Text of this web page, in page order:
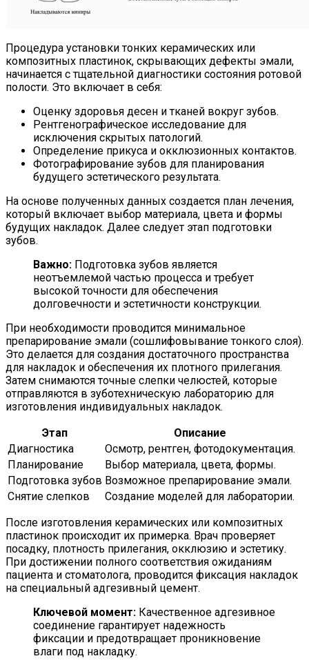
Процедура установки тонких керамических или
композитных пластинок, скрывающих дефекты эмали,
начинается с тщательной диагностики состояния ротовой
полости. Это включает в себя:
Оценку здоровья десен и тканей вокруг зубов.
Рентгенографическое исследование для
исключения скрытых патологий.
Определение прикуса и окклюзионных контактов.
Фотографирование зубов для планирования
будущего эстетического результата.
На основе полученных данных создается план лечения,
который включает выбор материала, цвета и формы
будущих накладок. Далее следует этап подготовки
зубов.
Важно: Подготовка зубов является
неотъемлемой частью процесса и требует
высокой точности для обеспечения
долговечности и эстетичности конструкции.
При необходимости проводится минимальное
препарирование эмали (сошлифовывание тонкого слоя).
Это делается для создания достаточного пространства
для накладок и обеспечения их плотного прилегания.
Затем снимаются точные слепки челюстей, которые
отправляются в зуботехническую лабораторию для
изготовления индивидуальных накладок.
Этап
Описание
Диагностика
Осмотр, рентген, фотодокументация.
Планирование
Выбор материала, цвета, формы.
Подготовка зубов Возможное препарирование эмали.
Снятие слепков
Создание моделей для лаборатории.
После изготовления керамических или композитных
пластинок происходит их примерка. Врач проверяет
посадку, плотность прилегания, окклюзию и эстетику.
При достижении полного соответствия ожиданиям
пациента и стоматолога, проводится фиксация накладок
на специальный адгезивный цемент.
Ключевой момент: Качественное адгезивное
соединение гарантирует надежность
фиксации и предотвращает проникновение
влаги под накладку.